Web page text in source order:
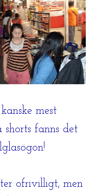
mest
shorts fanns det
ofrivilligt, men